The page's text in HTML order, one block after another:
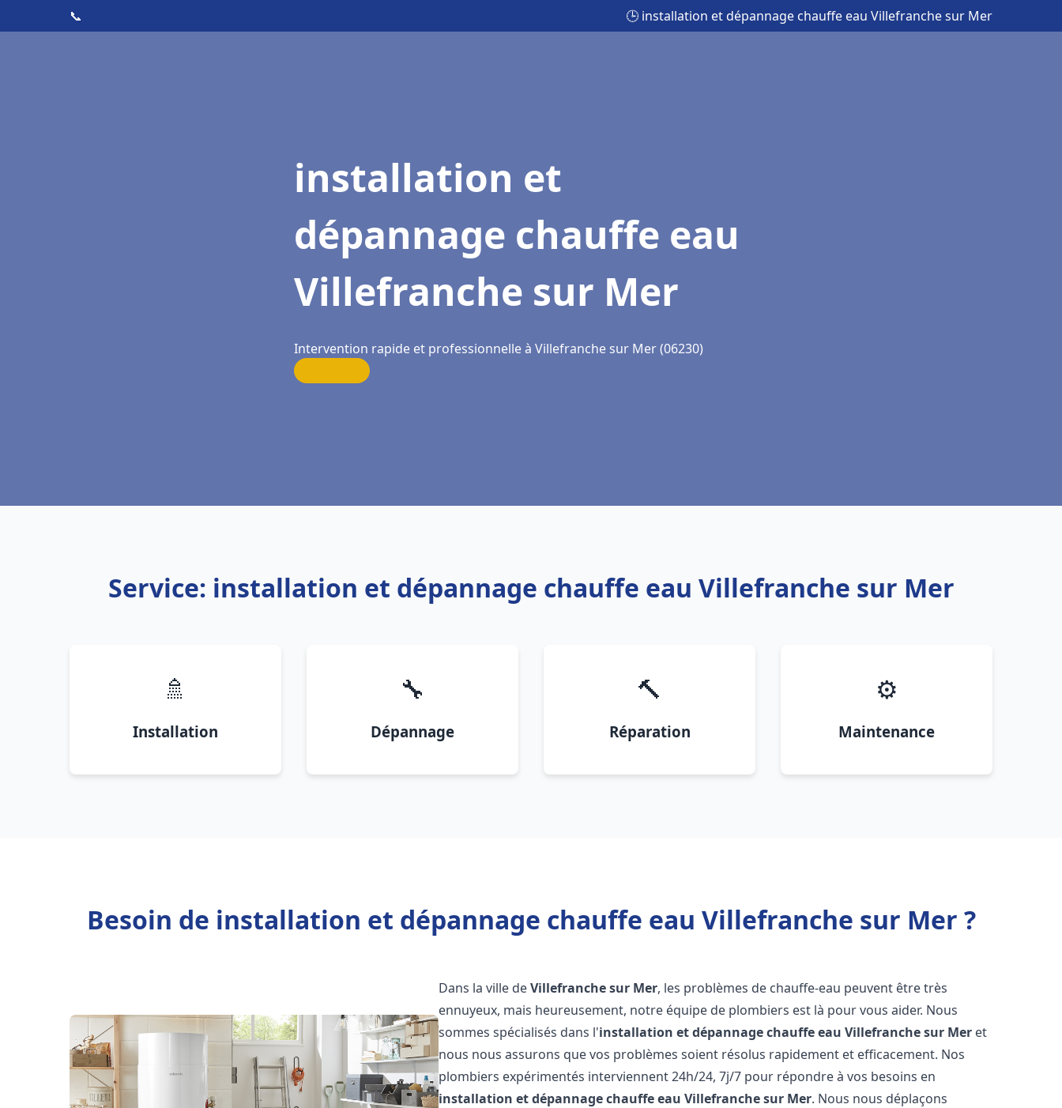
📞 🕒 installation et dépannage chauffe eau Villefranche sur Mer
installation et
dépannage chauffe eau
Villefranche sur Mer
Intervention rapide et professionnelle à Villefranche sur Mer (06230)
Service: installation et dépannage chauffe eau Villefranche sur Mer
🚿
Installation
🔧
Dépannage
🔨
Réparation
⚙️
Maintenance
Besoin de installation et dépannage chauffe eau Villefranche sur Mer ?
Dans la ville deVillefranche sur Mer, les problèmes de chauffe-eau peuvent être très
ennuyeux, mais heureusement, notre équipe de plombiers est là pour vous aider. Nous
sommes spécialisés dans l'installation et dépannage chauffe eau Villefranche sur Mer et
nous nous assurons que vos problèmes soient résolus rapidement et efficacement. Nos
plombiers expérimentés interviennent 24h/24, 7j/7 pour répondre à vos besoins en
installation et dépannage chauffe eau Villefranche sur Mer. Nous nous déplaçons